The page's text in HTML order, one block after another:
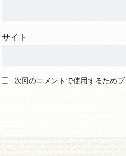
サイト
次回のコメントで使用するため